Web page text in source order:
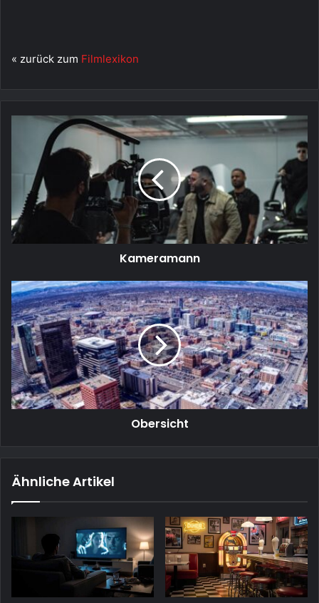
« zurück zum Filmlexikon
Kameramann
Kameramann
Obersicht
Obersicht
Ähnliche Artikel